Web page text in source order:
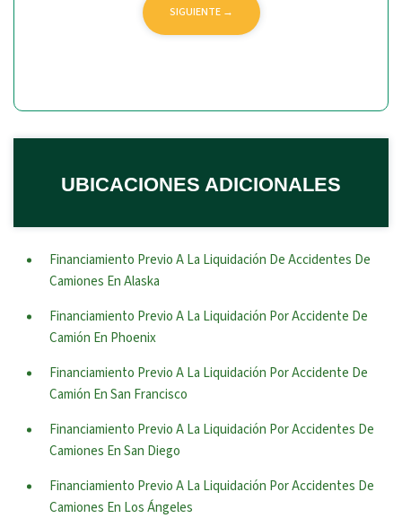
UBICACIONES ADICIONALES
Financiamiento Previo A La Liquidación De Accidentes De
Camiones En Alaska
Financiamiento Previo A La Liquidación Por Accidente De
Camión En Phoenix
Financiamiento Previo A La Liquidación Por Accidente De
Camión En San Francisco
Financiamiento Previo A La Liquidación Por Accidentes De
Camiones En San Diego
Financiamiento Previo A La Liquidación Por Accidentes De
Camiones En Los Ángeles